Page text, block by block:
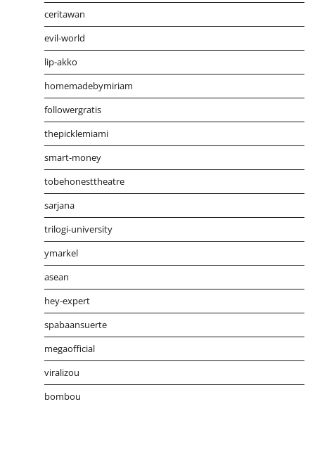
ceritawan
evil-world
lip-akko
homemadebymiriam
followergratis
thepicklemiami
smart-money
tobehonesttheatre
sarjana
trilogi-university
ymarkel
asean
hey-expert
spabaansuerte
megaofficial
viralizou
bombou